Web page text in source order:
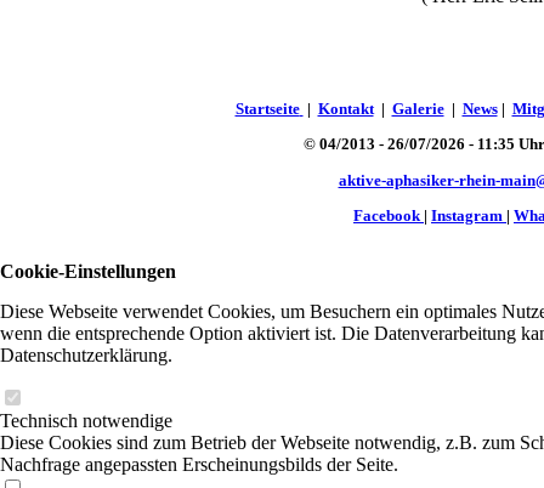
Startseite | Kontakt| Galerie| News|
© 04/2013 -26/07/2026 - 11:35
aktive-aphasiker-rhein-
Facebook | Instagram |
Cookie-Einstellungen
Diese Webseite verwendet Cookies, um Besuchern ein optimales
wenn die entsprechende Option aktiviert ist. Die Datenverarbeitung
Datenschutzerklärung.
Technisch notwendige
Diese Cookies sind zum Betrieb der Webseite notwendig, z.B. zum
Nachfrage angepassten Erscheinungsbilds der Seite.